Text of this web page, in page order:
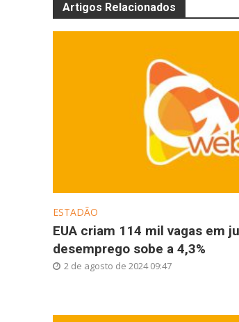
Artigos Relacionados
ESTADÃO
EUA criam 114 mil vagas em
desemprego sobe a 4,3%
2 de agosto de 2024 09:47